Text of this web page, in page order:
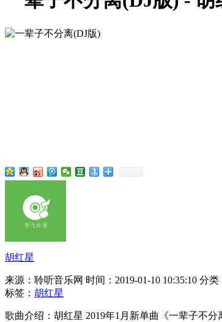
胡红星
来源：聆听音乐网 时间：2019-01-10 10:35:10 分类
标签： 胡红星
歌曲介绍：胡红星 2019年1月新单曲《一辈子不分